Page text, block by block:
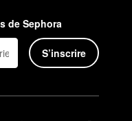
de Sephora
S’inscrire